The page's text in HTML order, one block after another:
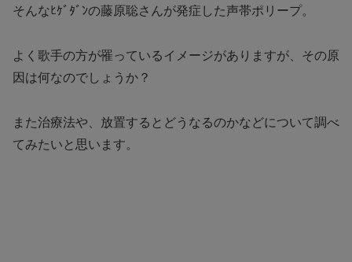
そんなﾋｹﾞﾀﾞﾝの藤原聡さんが発症した声帯ポリープ。
よく歌手の方が罹っているイメージがありますが、その原
因は何なのでしょうか？
また治療法や、放置するとどうなるのかなどについて調べ
てみたいと思います。